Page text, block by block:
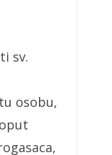
sv.
osobu,